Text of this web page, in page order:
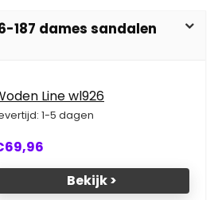
187 dames sandalen
Line wl926
1-5 dagen
Bekijk >